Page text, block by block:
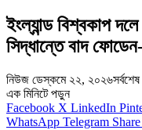
ইংল্যান্ড বিশ্বকাপ
সিদ্ধান্তে বাদ ফোডেন-
নিউজ ডেস্কমে ২২, ২০২৬
এক মিনিটে পড়ুন
Facebook X LinkedIn
WhatsApp Telegram